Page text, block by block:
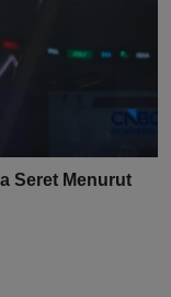
Seret Menurut